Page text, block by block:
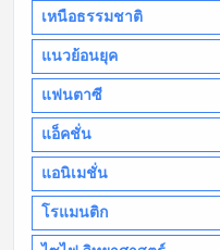
เหนือธรรมชาติ
แนวย้อนยุค
แฟนตาซี
แอ็คชั่น
แอนิเมชั่น
โรแมนติก